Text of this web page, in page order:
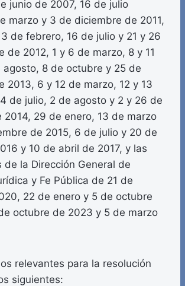
junio de 2007, 16 de julio
marzo y 3 de diciembre de 2011,
de febrero, 16 de julio y 21 y 26
de 2012, 1 y 6 de marzo, 8 y 11
agosto, 8 de octubre y 25 de
2013, 6 y 12 de marzo, 12 y 13
de julio, 2 de agosto y 2 y 26 de
2014, 29 de enero, 13 de marzo
de 2015, 6 de julio y 20 de
y 10 de abril de 2017, y las
de la Dirección General de
y Fe Pública de 21 de
22 de enero y 5 de octubre
octubre de 2023 y 5 de marzo
relevantes para la resolución
siguientes: